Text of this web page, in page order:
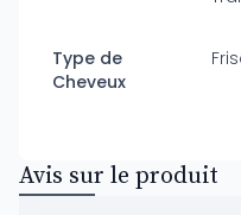
Type de
Cheveux
Avis sur le produit